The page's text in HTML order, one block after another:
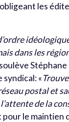
les
dans les
«
postal et
l’attente de la
le maintien